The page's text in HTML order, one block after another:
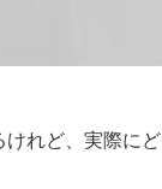
れど、実際にど